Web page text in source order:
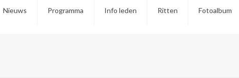
Nieuws Programma Info leden Ritten Fotoalbum